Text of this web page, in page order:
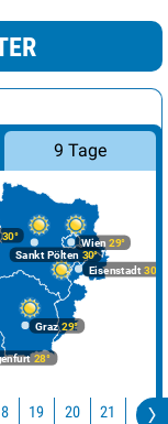
9 Tage
Graz29°
28°
30°
Wien 29°
Eisenstadt 30°
Sankt Pölten 30°
19 20 21 22